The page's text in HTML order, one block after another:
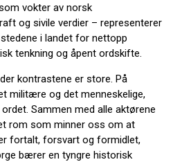
vokter av norsk
og sivile verdier – representerer
i landet for nettopp
tenkning og åpent ordskifte.
kontrastene er store. På
militære og det menneskelige,
Sammen med alle aktørene
rom som minner oss om at
fortalt, forsvart og formidlet,
bærer en tyngre historisk